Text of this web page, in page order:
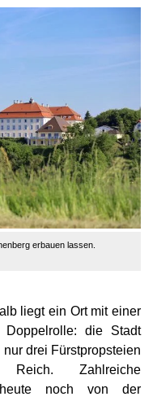
erbauen lassen.
liegt ein Ort mit einer
Doppelrolle: die Stadt
drei Fürstpropsteien
Zahlreiche
heute noch von der